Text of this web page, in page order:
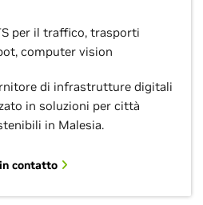
per il traffico, trasporti
computer vision
di infrastrutture digitali
in soluzioni per città
in Malesia.
contatto